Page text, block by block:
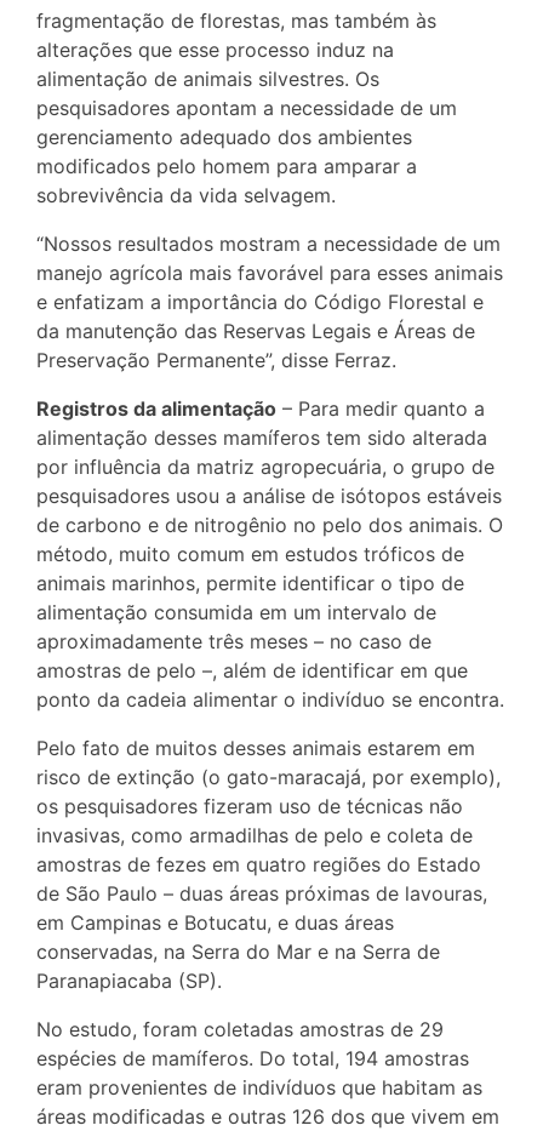
fragmentação de florestas, mas também às
alterações que esse processo induz na
alimentação de animais silvestres. Os
pesquisadores apontam a necessidade de um
gerenciamento adequado dos ambientes
modificados pelo homem para amparar a
sobrevivência da vida selvagem.
“Nossos resultados mostram a necessidade de um
manejo agrícola mais favorável para esses animais
e enfatizam a importância do Código Florestal e
da manutenção das Reservas Legais e Áreas de
Preservação Permanente”, disse Ferraz.
Registros da alimentação – Para medir quanto a
alimentação desses mamíferos tem sido alterada
por influência da matriz agropecuária, o grupo de
pesquisadores usou a análise de isótopos estáveis
de carbono e de nitrogênio no pelo dos animais. O
método, muito comum em estudos tróficos de
animais marinhos, permite identificar o tipo de
alimentação consumida em um intervalo de
aproximadamente três meses – no caso de
amostras de pelo –, além de identificar em que
ponto da cadeia alimentar o indivíduo se encontra.
Pelo fato de muitos desses animais estarem em
risco de extinção (o gato-maracajá, por exemplo),
os pesquisadores fizeram uso de técnicas não
invasivas, como armadilhas de pelo e coleta de
amostras de fezes em quatro regiões do Estado
de São Paulo – duas áreas próximas de lavouras,
em Campinas e Botucatu, e duas áreas
conservadas, na Serra do Mar e na Serra de
Paranapiacaba (SP).
No estudo, foram coletadas amostras de 29
espécies de mamíferos. Do total, 194 amostras
eram provenientes de indivíduos que habitam as
áreas modificadas e outras 126 dos que vivem em